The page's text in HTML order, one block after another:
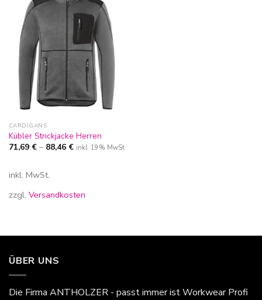
Zur
Wunschliste
hinzufügen
CARDIGANS
Kübler Strickjacke Herren
71,69 €– 88,46 € inkl. 19% MwSt
inkl. MwSt.
zzgl. Versandkosten
ÜBER UNS
Die Firma ANTHOLZER - passt immerist Workwear Profi